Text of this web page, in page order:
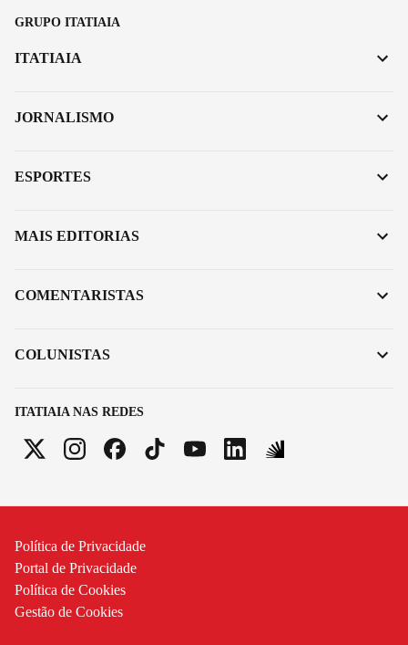
GRUPO ITATIAIA
ITATIAIA NAS REDES
ITATIAIA
JORNALISMO
ESPORTES
MAIS EDITORIAS
COMENTARISTAS
COLUNISTAS
Política de Privacidade
Portal de Privacidade
Política de Cookies
Gestão de Cookies